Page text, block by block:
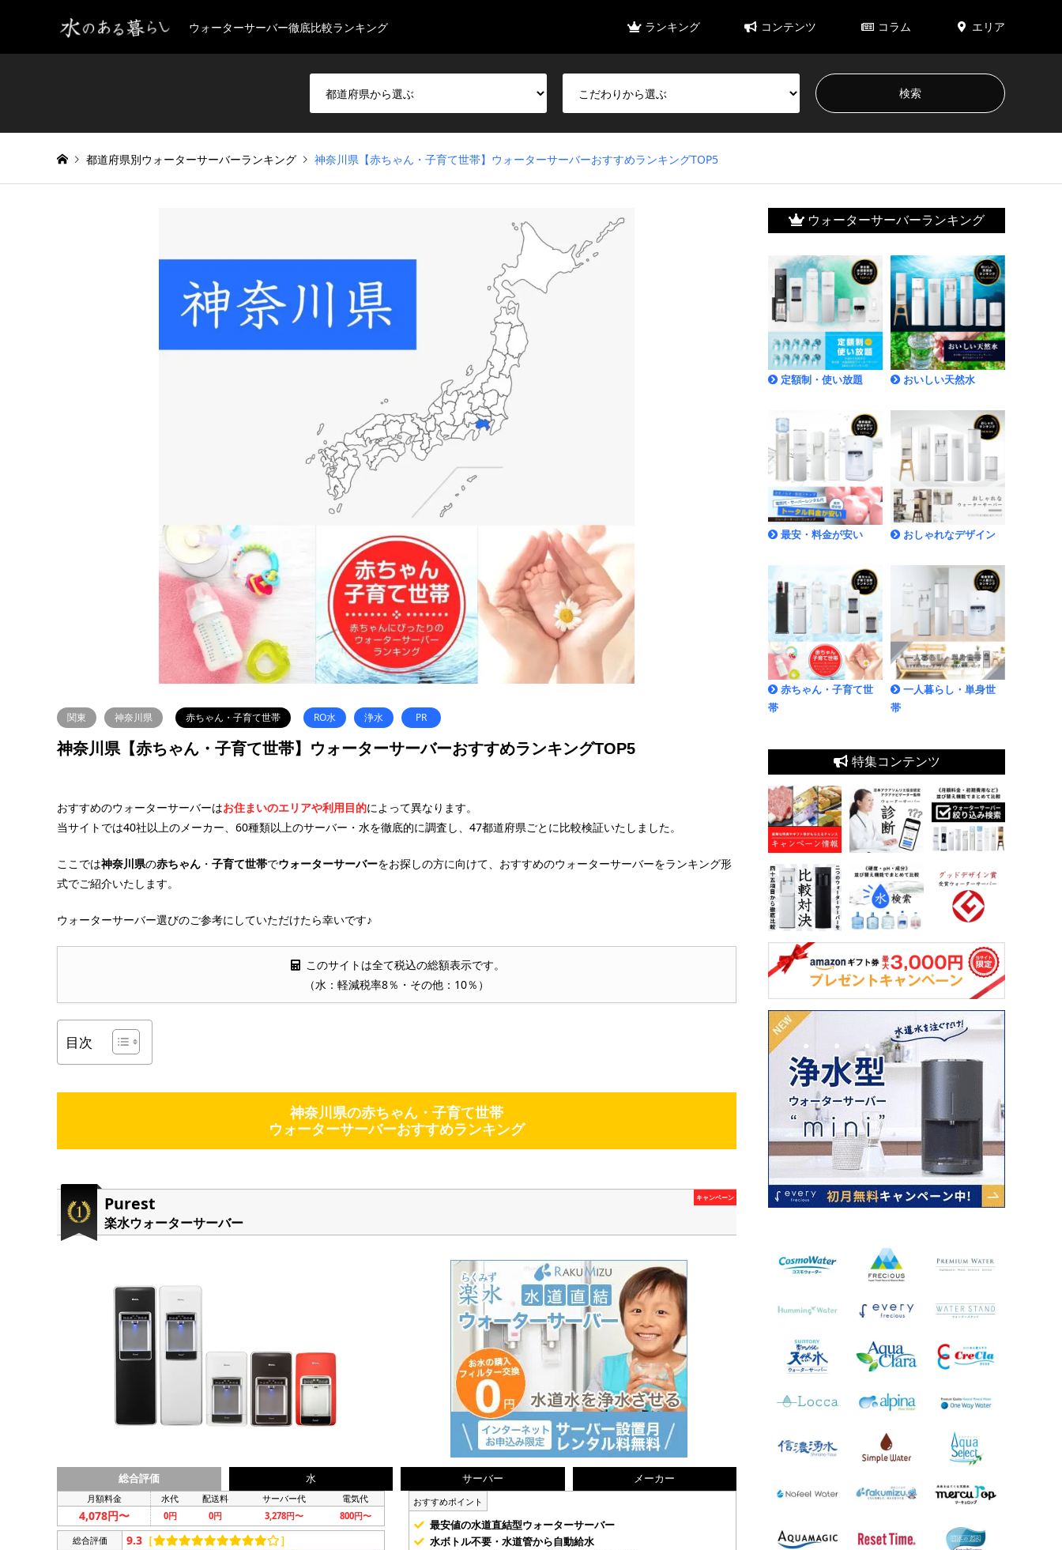
ウォーターサーバー徹底比較ランキング ランキング コンテンツ コラム エリア
都道府県別ウォーターサーバーランキング 神奈川県【赤ちゃん・子育て世帯】ウォーターサーバーおすすめランキングTOP5
関東 神奈川県 赤ちゃん・子育て世帯 RO水 浄水 PR
神奈川県【赤ちゃん・子育て世帯】ウォーターサーバーおすすめランキングTOP5
おすすめのウォーターサーバーはお住まいのエリアや利用目的によって異なります。
当サイトでは40社以上のメーカー、60種類以上のサーバー・水を徹底的に調査し、47都道府県ごとに比較検証いたしました。
ここでは神奈川県の赤ちゃん ・ 子育て世帯でウォーターサーバーをお探しの方に向けて、おすすめのウォーターサーバーをランキング形
式でご紹介いたします。
ウォーターサーバー選びのご参考にしていただけたら幸いです♪
このサイトは全て税込の総額表示です。
（水：軽減税率8％・その他：10％）
目次
神奈川県の赤ちゃん・子育て世帯
ウォーターサーバーおすすめランキング
Purest
楽水ウォーターサーバー
キャンペーン
総合評価 水 サーバー メーカー
月額料金 水代 配送料 サーバー代 電気代
4,078円〜 0円 0円 3,278円〜 800円〜
総合評価 9.3 ［ ］
おすすめポイント
最安値の水道直結型ウォーターサーバー
水ボトル不要・水道管から自動給水
ウォーターサーバーランキング
定額制・使い放題 おいしい天然水
最安・料金が安い おしゃれなデザイン
赤ちゃん・子育て世
帯
一人暮らし・単身世
帯
特集コンテンツ